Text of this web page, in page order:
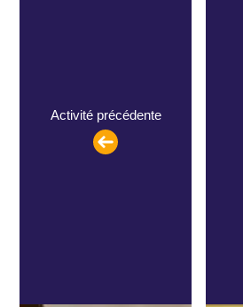
Activité précédente